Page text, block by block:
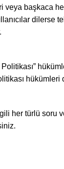
veya başkaca
Politikası”
hükümleri
her türlü soru